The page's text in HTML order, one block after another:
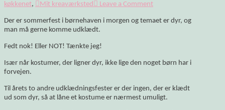
køkkenet, Mit kreaværksted Leave a Comment
Der er sommerfest i børnehaven i morgen og temaet er dyr, og
man må gerne komme udklædt.
Fedt nok! Eller NOT! Tænkte jeg!
Især når kostumer, der ligner dyr, ikke lige den noget børn har i
forvejen.
Til årets to andre udklædningsfester er der ingen, der er klædt
ud som dyr, så at låne et kostume er nærmest umuligt.